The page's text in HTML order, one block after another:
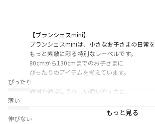
ぴったり
薄い
伸びない
【ブランシェスmini】
ブランシェスminiは、小さなお子さまの日常を
もっと素敵に彩る特別なレーベルです。
80cmから130cmまでのお子さまに
ぴったりのアイテムを揃えています。
通園や通学にうれしい使いやすさと、
かわいらしいデザインの中に、ブランシェスな
上品さをプラスしておしゃれな着こなしを叶え
もっと見る